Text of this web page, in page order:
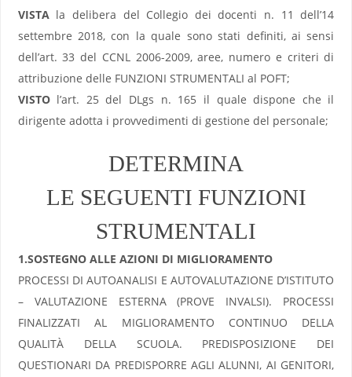
VISTAla delibera del Collegio dei docenti n. 11 dell’14
settembre 2018, con la quale sono stati definiti, ai sensi
dell’art. 33 del CCNL 2006-2009, aree, numero e criteri di
attribuzione delle FUNZIONI STRUMENTALI al POFT;
VISTOl’art. 25 del DLgs n. 165 il quale dispone che il
dirigente adotta i provvedimenti di gestione del personale;
DETERMINA
LE SEGUENTI FUNZIONI
STRUMENTALI
1.SOSTEGNO ALLE AZIONI DI MIGLIORAMENTO
PROCESSI DI AUTOANALISI E AUTOVALUTAZIONE D’ISTITUTO
– VALUTAZIONE ESTERNA (PROVE INVALSI). PROCESSI
FINALIZZATI AL MIGLIORAMENTO CONTINUO DELLA
QUALITÀ DELLA SCUOLA. PREDISPOSIZIONE DEI
QUESTIONARI DA PREDISPORRE AGLI ALUNNI, AI GENITORI,